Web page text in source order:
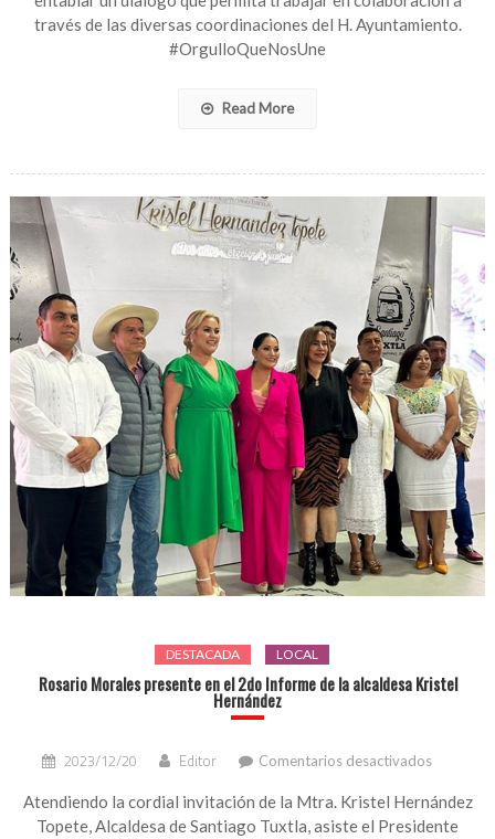
de
CFE
través de las diversas coordinaciones del H. Ayuntamiento.
#OrgulloQueNosUne
Read More
DESTACADA LOCAL
Rosario Morales presente en el 2do Informe de la alcaldesa Kristel
Hernández
2023/12/20 Editor Comentarios desactivadosen
Morales
presente
Atendiendo la cordial invitación de la Mtra. Kristel Hernández
Topete, Alcaldesa de Santiago Tuxtla, asiste el Presidente